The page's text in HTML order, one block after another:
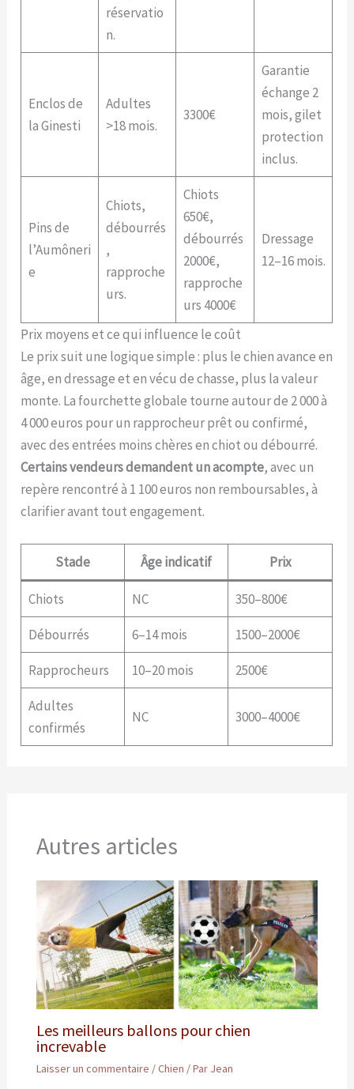
réservatio
n.
Enclos de
la Ginesti
Adultes
>18 mois.
3300€
Garantie
échange 2
mois, gilet
protection
inclus.
Pins de
l’Aumôneri
e
Chiots,
débourrés
,
rapproche
urs.
Chiots
650€,
débourrés
2000€,
rapproche
urs 4000€
Dressage
12–16 mois.
Prix moyens et ce qui influence le coût
Le prix suit une logique simple : plus le chien avance en
âge, en dressage et en vécu de chasse, plus la valeur
monte. La fourchette globale tourne autour de 2 000 à
4 000 euros pour un rapprocheur prêt ou confirmé,
avec des entrées moins chères en chiot ou débourré.
Certains vendeurs demandent un acompte, avec un
repère rencontré à 1 100 euros non remboursables, à
clarifier avant tout engagement.
Stade Âge indicatif Prix
Chiots NC 350–800€
Débourrés 6–14 mois 1500–2000€
Rapprocheurs 10–20 mois 2500€
Adultes
confirmés
NC 3000–4000€
Autres articles
Les meilleurs ballons pour chien
increvable
Laisser un commentaire /Chien / Par Jean